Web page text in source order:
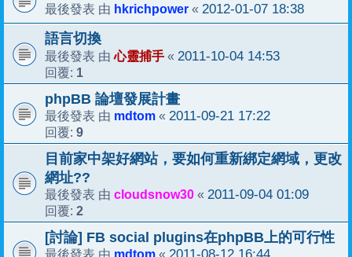
最後發表 由 hkrichpower « 2012-01-07 18:38
語言切換
最後發表 由心靈捕手 « 2011-10-04 14:53
回覆: 1
phpBB 論壇發展計畫
最後發表 由 mdtom « 2011-09-21 17:22
回覆: 9
目前家中架好網站，要如何重新綁定網域，更改
網址??
最後發表 由 cloudsnow30 « 2011-09-04 01:09
回覆: 2
[討論] FB social plugins在phpBB上的可行性
mdtom